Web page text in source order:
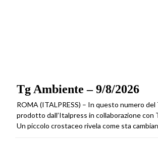
Tg Ambiente – 9/8/2026
ROMA (ITALPRESS) – In questo numero
prodotto dall’Italpress in collaborazione con
Un piccolo crostaceo rivela come sta